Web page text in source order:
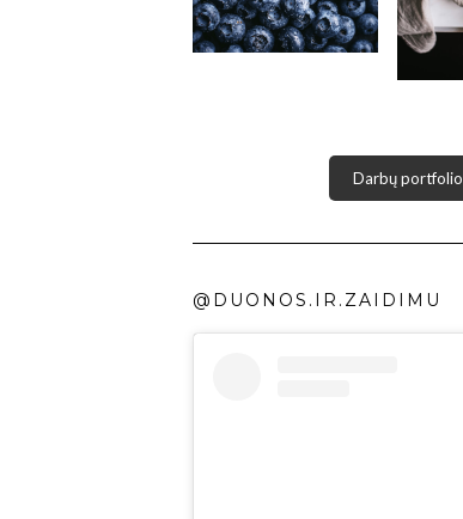
Darbų portfolio
@DUONOS.IR.ZAIDIMU